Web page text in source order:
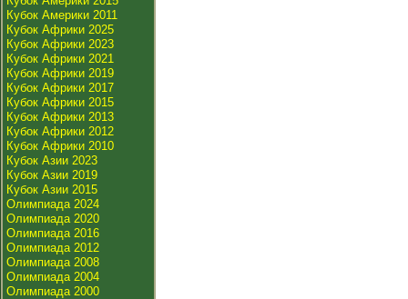
Кубок Америки 2011
Кубок Африки 2025
Кубок Африки 2023
Кубок Африки 2021
Кубок Африки 2019
Кубок Африки 2017
Кубок Африки 2015
Кубок Африки 2013
Кубок Африки 2012
Кубок Африки 2010
Кубок Азии 2023
Кубок Азии 2019
Кубок Азии 2015
Олимпиада 2024
Олимпиада 2020
Олимпиада 2016
Олимпиада 2012
Олимпиада 2008
Олимпиада 2004
Олимпиада 2000